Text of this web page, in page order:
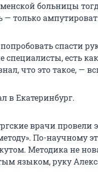
больницы
— только
спасти
специалисты, есть
что это такое, —
в Екатеринбург.
врачи
По-научному
Методика не
языком, руку